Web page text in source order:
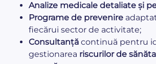
Analize medicale detaliate și
Programe de prevenire
fiecărui sector de activitate;
Consultanță continuă pentru
gestionarea riscurilor de